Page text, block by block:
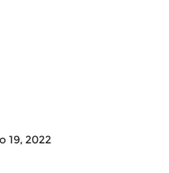
19, 2022